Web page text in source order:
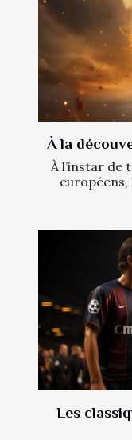
À la
À l’instar de
européens,
Les